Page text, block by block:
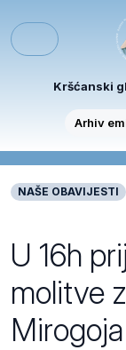
Menu
Kršćanski
Arhiv
NAŠE OBAVIJESTI
U 16h
molitve
Mirogoja